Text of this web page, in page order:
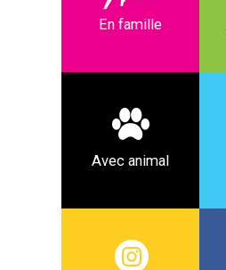
En famille
Avec animal